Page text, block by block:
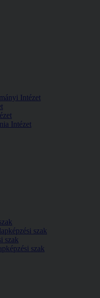
Intézet
Intézet
szak
szak
szak